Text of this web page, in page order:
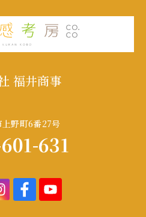
福井商事
野町6番27号
631